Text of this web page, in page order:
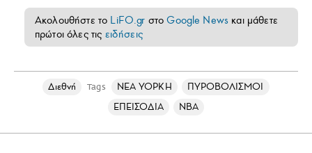
Ακολουθήστε το LiFO.gr στοGoogle News και μάθετε
πρώτοι όλες τις ειδήσεις
Διεθνή Tags ΝΕΑ ΥΟΡΚΗ
ΠΥΡΟΒΟΛΙΣΜΟΙ
ΕΠΕΙΣΟΔΙΑ
NBA